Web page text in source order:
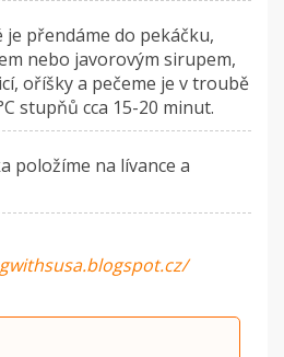
přendáme do pekáčku,
nebo javorovým sirupem,
oříšky a pečeme je v troubě
stupňů cca 15-20 minut.
položíme na lívance a